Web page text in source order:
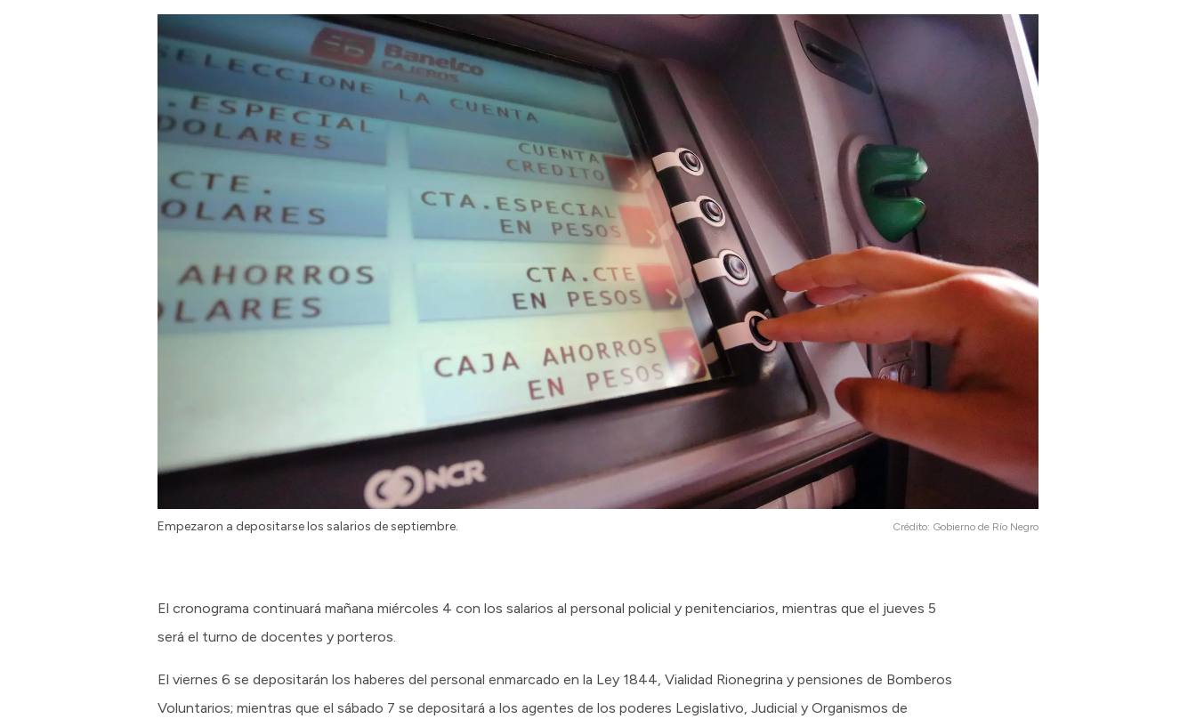
Empezaron a depositarse los salarios de septiembre. Crédito: Gobierno de Río Negro
El cronograma continuará mañana miércoles 4 con los salarios al personal policial y penitenciarios, mientras que el jueves 5
será el turno de docentes y porteros.
El viernes 6 se depositarán los haberes del personal enmarcado en la Ley 1844, Vialidad Rionegrina y pensiones de Bomberos
Voluntarios; mientras que el sábado 7 se depositará a los agentes de los poderes Legislativo, Judicial y Organismos de